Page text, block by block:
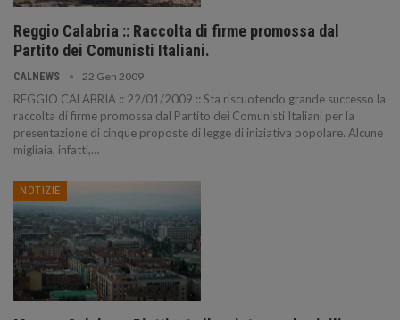
Reggio Calabria :: Raccolta di firme promossa dal
Partito dei Comunisti Italiani.
CALNEWS 22 Gen 2009
REGGIO CALABRIA :: 22/01/2009 :: Sta riscuotendo grande successo la
raccolta di firme promossa dal Partito dei Comunisti Italiani per la
presentazione di cinque proposte di legge di iniziativa popolare. Alcune
migliaia, infatti,…
NOTIZIE